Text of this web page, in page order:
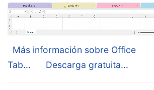
Más información sobre Office
Tab...
Descarga gratuita...